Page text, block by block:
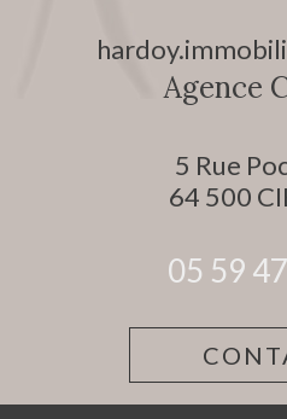
Agence
5 Rue
64 500
05 59